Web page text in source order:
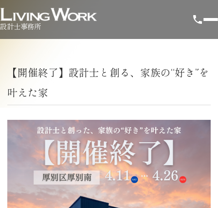
設計士事務所
【開催終了】設計士と創る、家族の“好き”を
叶えた家